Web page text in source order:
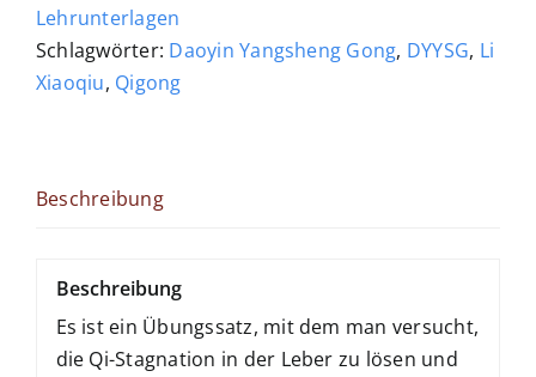
Lehrunterlagen
Schlagwörter: Daoyin Yangsheng Gong, DYYSG, Li
Xiaoqiu, Qigong
Beschreibung
Beschreibung
Es ist ein Übungssatz, mit dem man versucht,
die Qi-Stagnation in der Leber zu lösen und